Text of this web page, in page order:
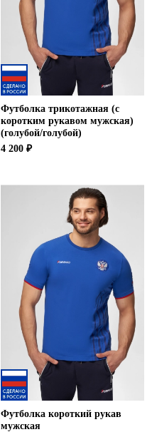
Футболка трикотажная (с
коротким рукавом мужская)
(голубой/голубой)
4 200 ₽
Футболка короткий рукав
мужская